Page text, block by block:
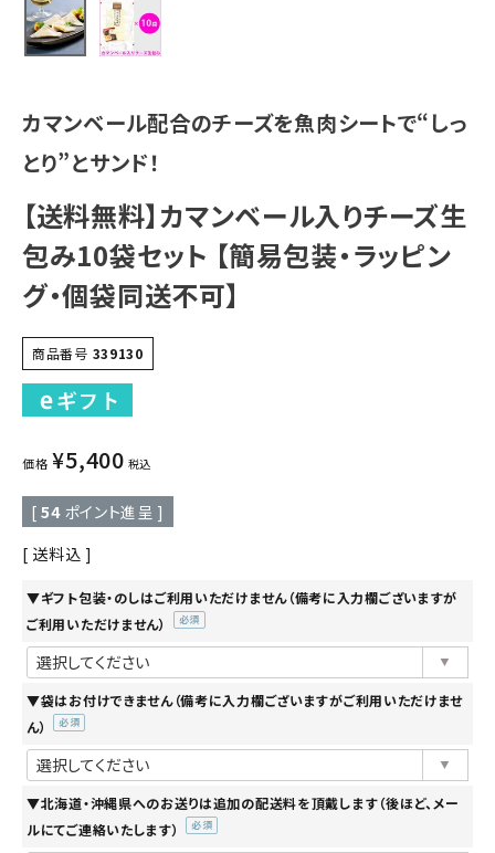
カマンベール配合のチーズを魚肉シートで“しっ
とり”とサンド！
【送料無料】カマンベール入りチーズ生
包み10袋セット 【簡易包装・ラッピン
グ・個袋同送不可】
商品番号 339130
価格 ¥5,400 税込
[ 54 ポイント進呈 ]
送料込
▼ギフト包装・のしはご利用いただけません（備考に入力欄ございますが
ご利用いただけません）
▼袋はお付けできません（備考に入力欄ございますがご利用いただけませ
ん）
須)
▼北海道・沖縄県へのお送りは追加の配送料を頂戴します（後ほど、メー
ルにてご連絡いたします）